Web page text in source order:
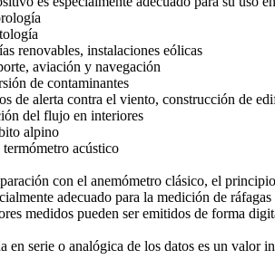
renovables, instalaciones eólicas
aviación y navegación
de contaminantes
de alerta contra el viento, construcción de
del flujo en interiores
alpino
termómetro acústico
con el anemómetro clásico, el
adecuado para la medición de
medidos pueden ser emitidos de forma
en serie o analógica de los datos es un valor